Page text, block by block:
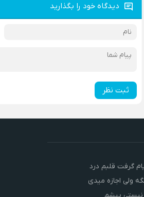
دیدگاه خود را بگذارید
ثبت نظر
گرفت قلبم درد
ولی اجازه میدی